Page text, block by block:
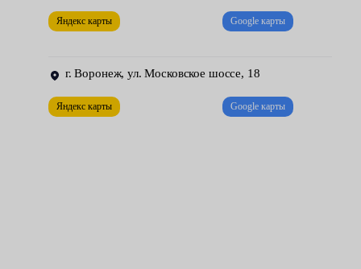
устанавливается новая МКПП.
включаться без хруста и лишнего шума, легко и плавно. Также
драйв. Они тестируют работу нового агрегата на ходу —
Яндекс карты Google карты
г. Воронеж, ул. Московское шоссе, 18
Яндекс карты Google карты